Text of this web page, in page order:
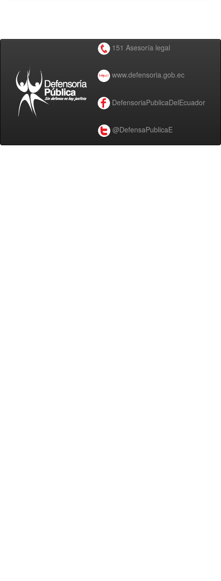
151 Asesoría legal
www.defensoria.gob.ec
DefensoriaPublicaDelEcuador
@DefensaPublicaE